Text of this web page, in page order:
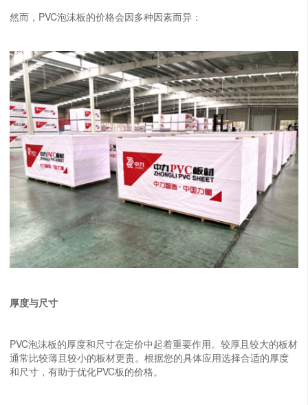
然而，PVC泡沫板的价格会因多种因素而异：
厚度与尺寸
PVC泡沫板的厚度和尺寸在定价中起着重要作用。较厚且较大的板材
通常比较薄且较小的板材更贵。根据您的具体应用选择合适的厚度
和尺寸，有助于优化PVC板的价格。